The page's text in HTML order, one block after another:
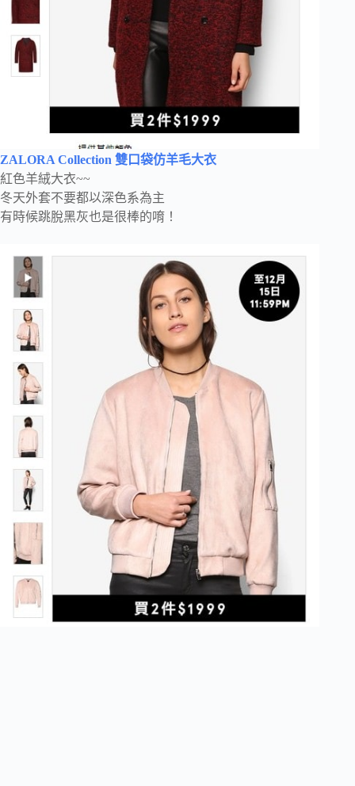
ZALORA Collection 雙口袋仿羊毛大衣
紅色羊絨大衣~~
冬天外套不要都以深色系為主
有時候跳脫黑灰也是很棒的唷！